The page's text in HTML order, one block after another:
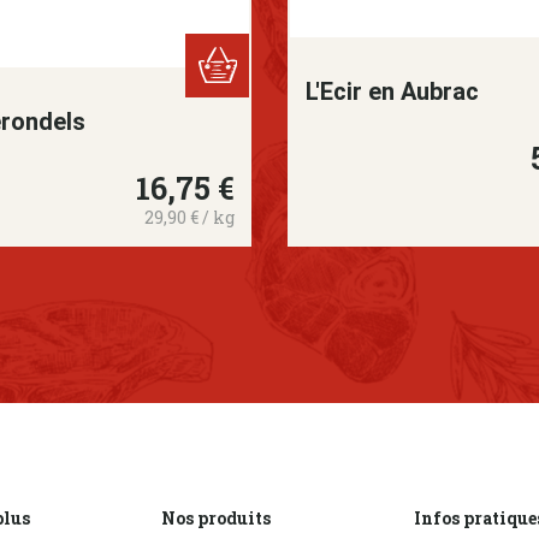
Prix
16,75 €
29,90 € / kg
L'Ecir en Aubrac
Nos produits Infos